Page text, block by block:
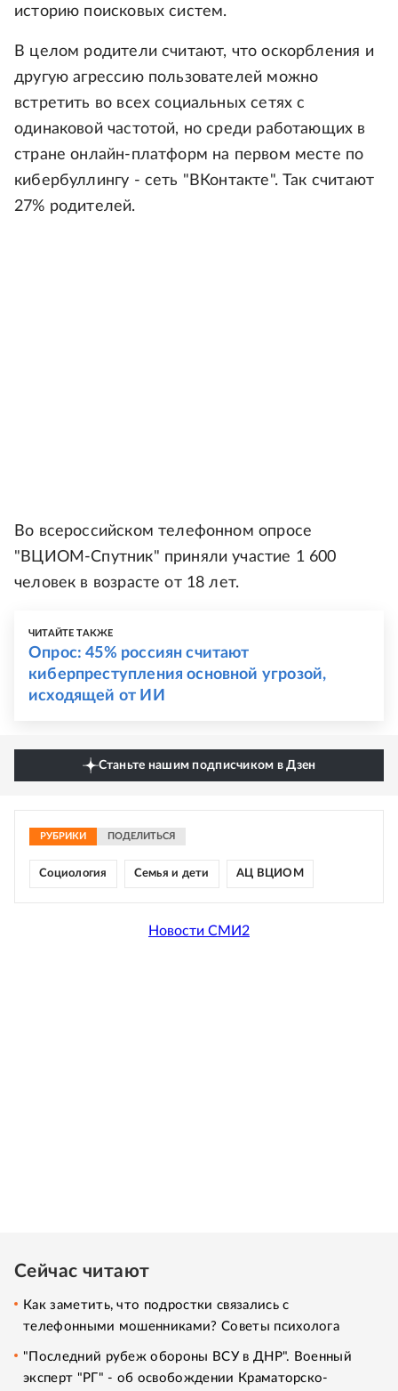
историю поисковых систем.
В целом родители считают, что оскорбления и
другую агрессию пользователей можно
встретить во всех социальных сетях с
одинаковой частотой, но среди работающих в
стране онлайн-платформ на первом месте по
кибербуллингу - сеть "ВКонтакте". Так считают
27% родителей.
Во всероссийском телефонном опросе
"ВЦИОМ-Спутник" приняли участие 1 600
человек в возрасте от 18 лет.
ЧИТАЙТЕ ТАКЖЕ
Опрос: 45% россиян считают
киберпреступления основной угрозой,
исходящей от ИИ
Станьте нашим подписчиком в Дзен
РУБРИКИ ПОДЕЛИТЬСЯ
Социология Семья и дети АЦ ВЦИОМ
Новости СМИ2
Сейчас читают
Как заметить, что подростки связались с
телефонными мошенниками? Советы психолога
"Последний рубеж обороны ВСУ в ДНР". Военный
эксперт "РГ" - об освобождении Краматорско-